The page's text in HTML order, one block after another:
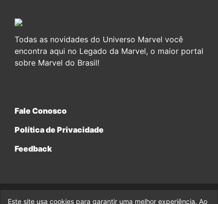
Todas as novidades do Universo Marvel você
encontra aqui no Legado da Marvel, o maior portal
sobre Marvel do Brasil!
Fale Conosco
Política de Privacidade
Feedback
© 2017-2026 Legado da Marvel, uma empresa da Legado
Este site usa cookies para garantir uma melhor experiência. Ao